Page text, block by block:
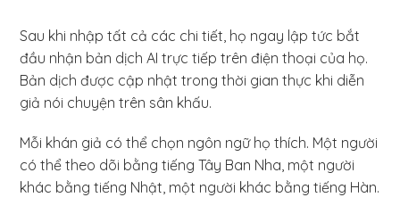
Sau khi nhập tất cả các chi tiết, họ ngay lập tức bắt
đầu nhận bản dịch AI trực tiếp trên điện thoại của họ.
Bản dịch được cập nhật trong thời gian thực khi diễn
giả nói chuyện trên sân khấu.
Mỗi khán giả có thể chọn ngôn ngữ họ thích. Một người
có thể theo dõi bằng tiếng Tây Ban Nha, một người
khác bằng tiếng Nhật, một người khác bằng tiếng Hàn.